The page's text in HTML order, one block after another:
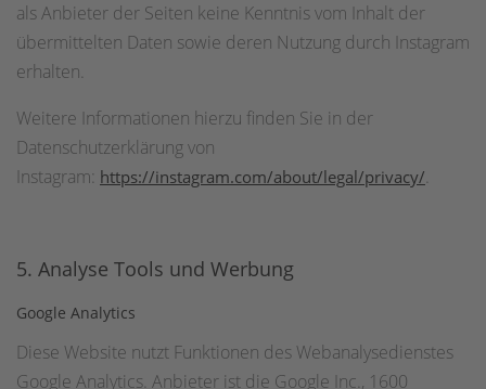
als Anbieter der Seiten keine Kenntnis vom Inhalt der
übermittelten Daten sowie deren Nutzung durch Instagram
erhalten.
Weitere Informationen hierzu finden Sie in der
Datenschutzerklärung von
Instagram: https://instagram.com/about/legal/privacy/.
5. Analyse Tools und Werbung
Google Analytics
Diese Website nutzt Funktionen des Webanalysedienstes
Google Analytics. Anbieter ist die Google Inc., 1600